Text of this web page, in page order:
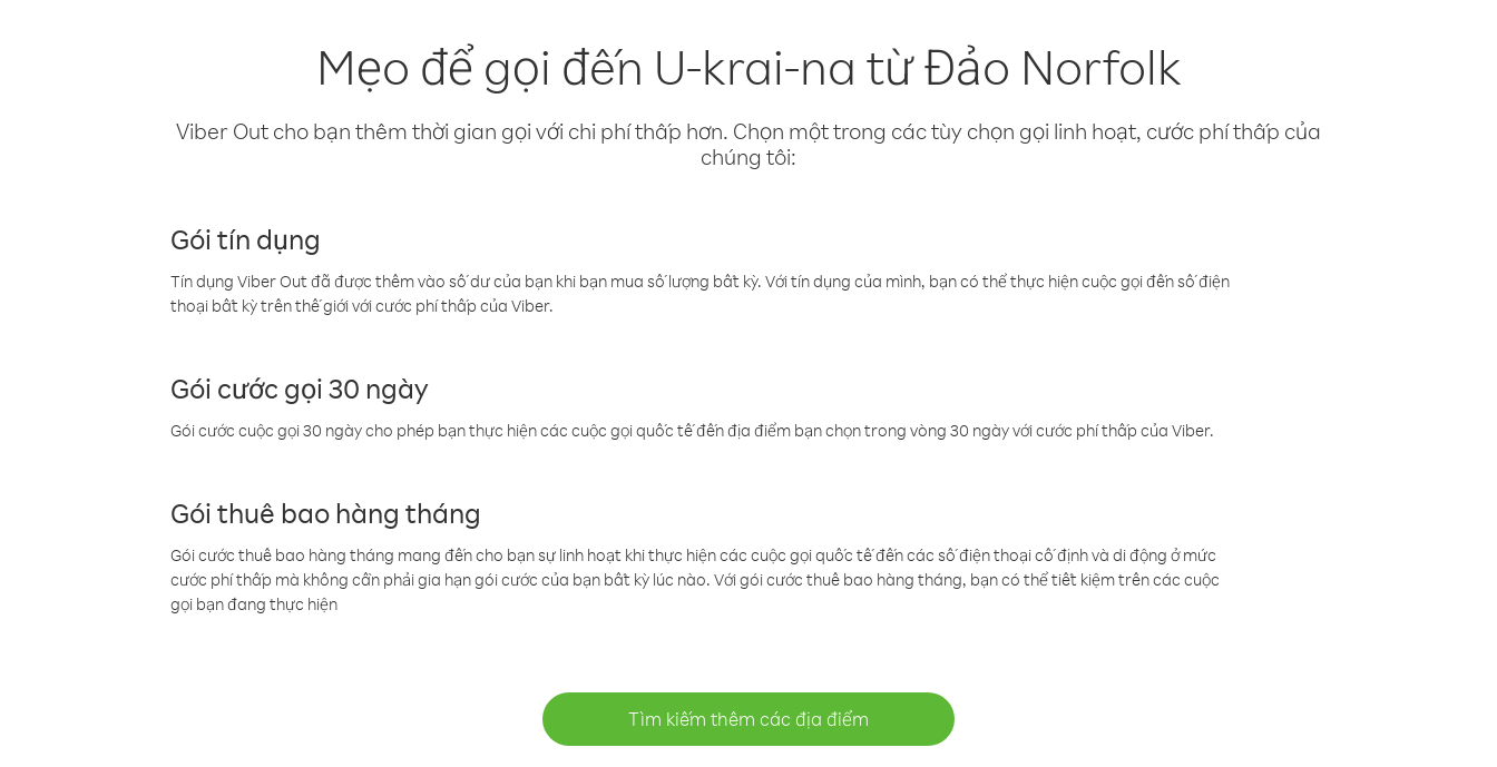
Mẹo để gọi đến U-krai-na từ Đảo Norfolk
Viber Out cho bạn thêm thời gian gọi với chi phí thấp hơn. Chọn một trong các tùy chọn gọi linh hoạt, cước phí thấp của
chúng tôi:
Gói tín dụng
Tín dụng Viber Out đã được thêm vào số dư của bạn khi bạn mua số lượng bất kỳ. Với tín dụng của mình, bạn có thể thực hiện cuộc gọi đến số điện
thoại bất kỳ trên thế giới với cước phí thấp của Viber.
Gói cước gọi 30 ngày
Gói cước cuộc gọi 30 ngày cho phép bạn thực hiện các cuộc gọi quốc tế đến địa điểm bạn chọn trong vòng 30 ngày với cước phí thấp của Viber.
Gói thuê bao hàng tháng
Gói cước thuê bao hàng tháng mang đến cho bạn sự linh hoạt khi thực hiện các cuộc gọi quốc tế đến các số điện thoại cố định và di động ở mức
cước phí thấp mà không cần phải gia hạn gói cước của bạn bất kỳ lúc nào. Với gói cước thuê bao hàng tháng, bạn có thể tiết kiệm trên các cuộc
gọi bạn đang thực hiện
Tìm kiếm thêm các địa điểm